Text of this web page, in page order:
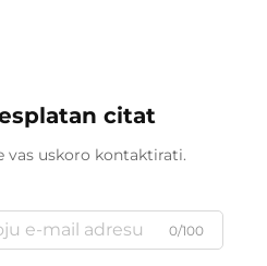
citat
vas uskoro kontaktirati.
0/100